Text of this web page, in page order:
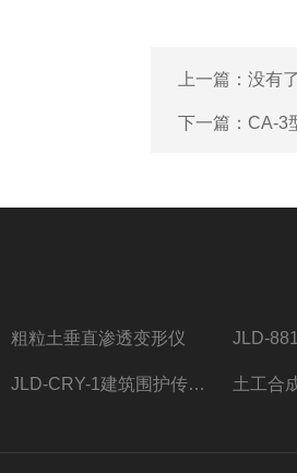
上一篇：没有了
下一篇： CA-3
粗粒土垂直渗透变形仪
JLD-CRY-1建筑围护传热系数现场检测仪仪器 土工合